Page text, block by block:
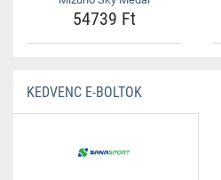
54739 Ft
KEDVENC E-BOLTOK